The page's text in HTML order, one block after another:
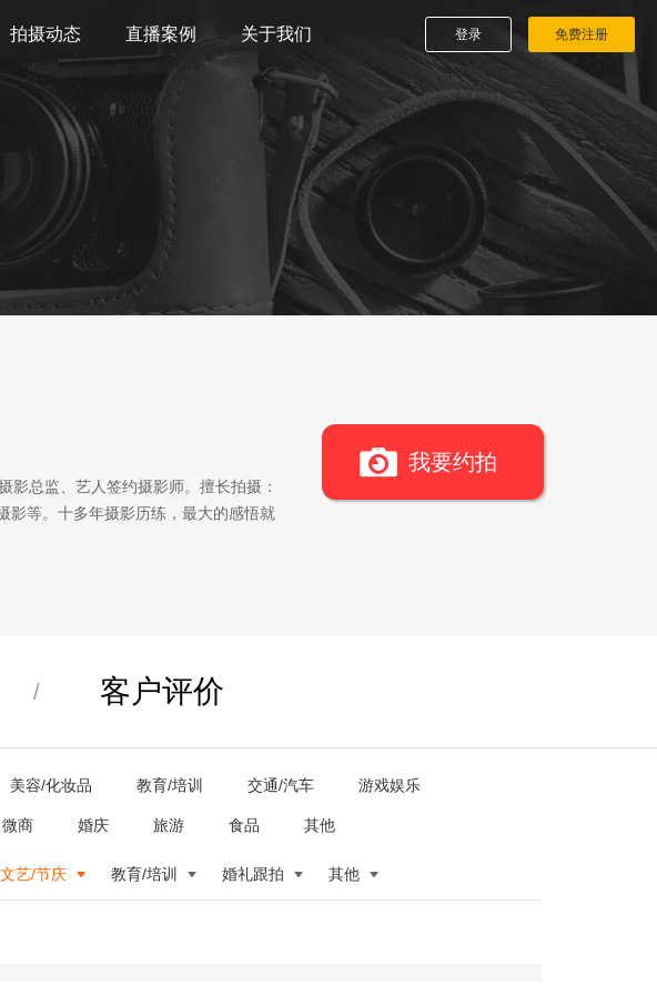
拍摄动态 直播案例 关于我们 登录 免费注册
影总监、艺人签约摄影师。擅长拍摄：
影等。十多年摄影历练，最大的感悟就
我要约拍
/ 客户评价
美容/化妆品 教育/培训 交通/汽车 游戏娱乐
微商 婚庆 旅游 食品 其他
文艺/节庆 教育/培训 婚礼跟拍 其他